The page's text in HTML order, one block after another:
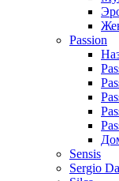
Passion
Sensis
Sergio